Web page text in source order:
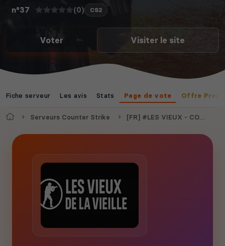
n°37 (0) CS2
Voter Visiter le site
Fiche serveur Les avis Stats Page de vote Offre
AccueilServeurs Counter Strike [FR] #LES VIEUX - COMPETITIF OFFICIEL - RANK > CS2